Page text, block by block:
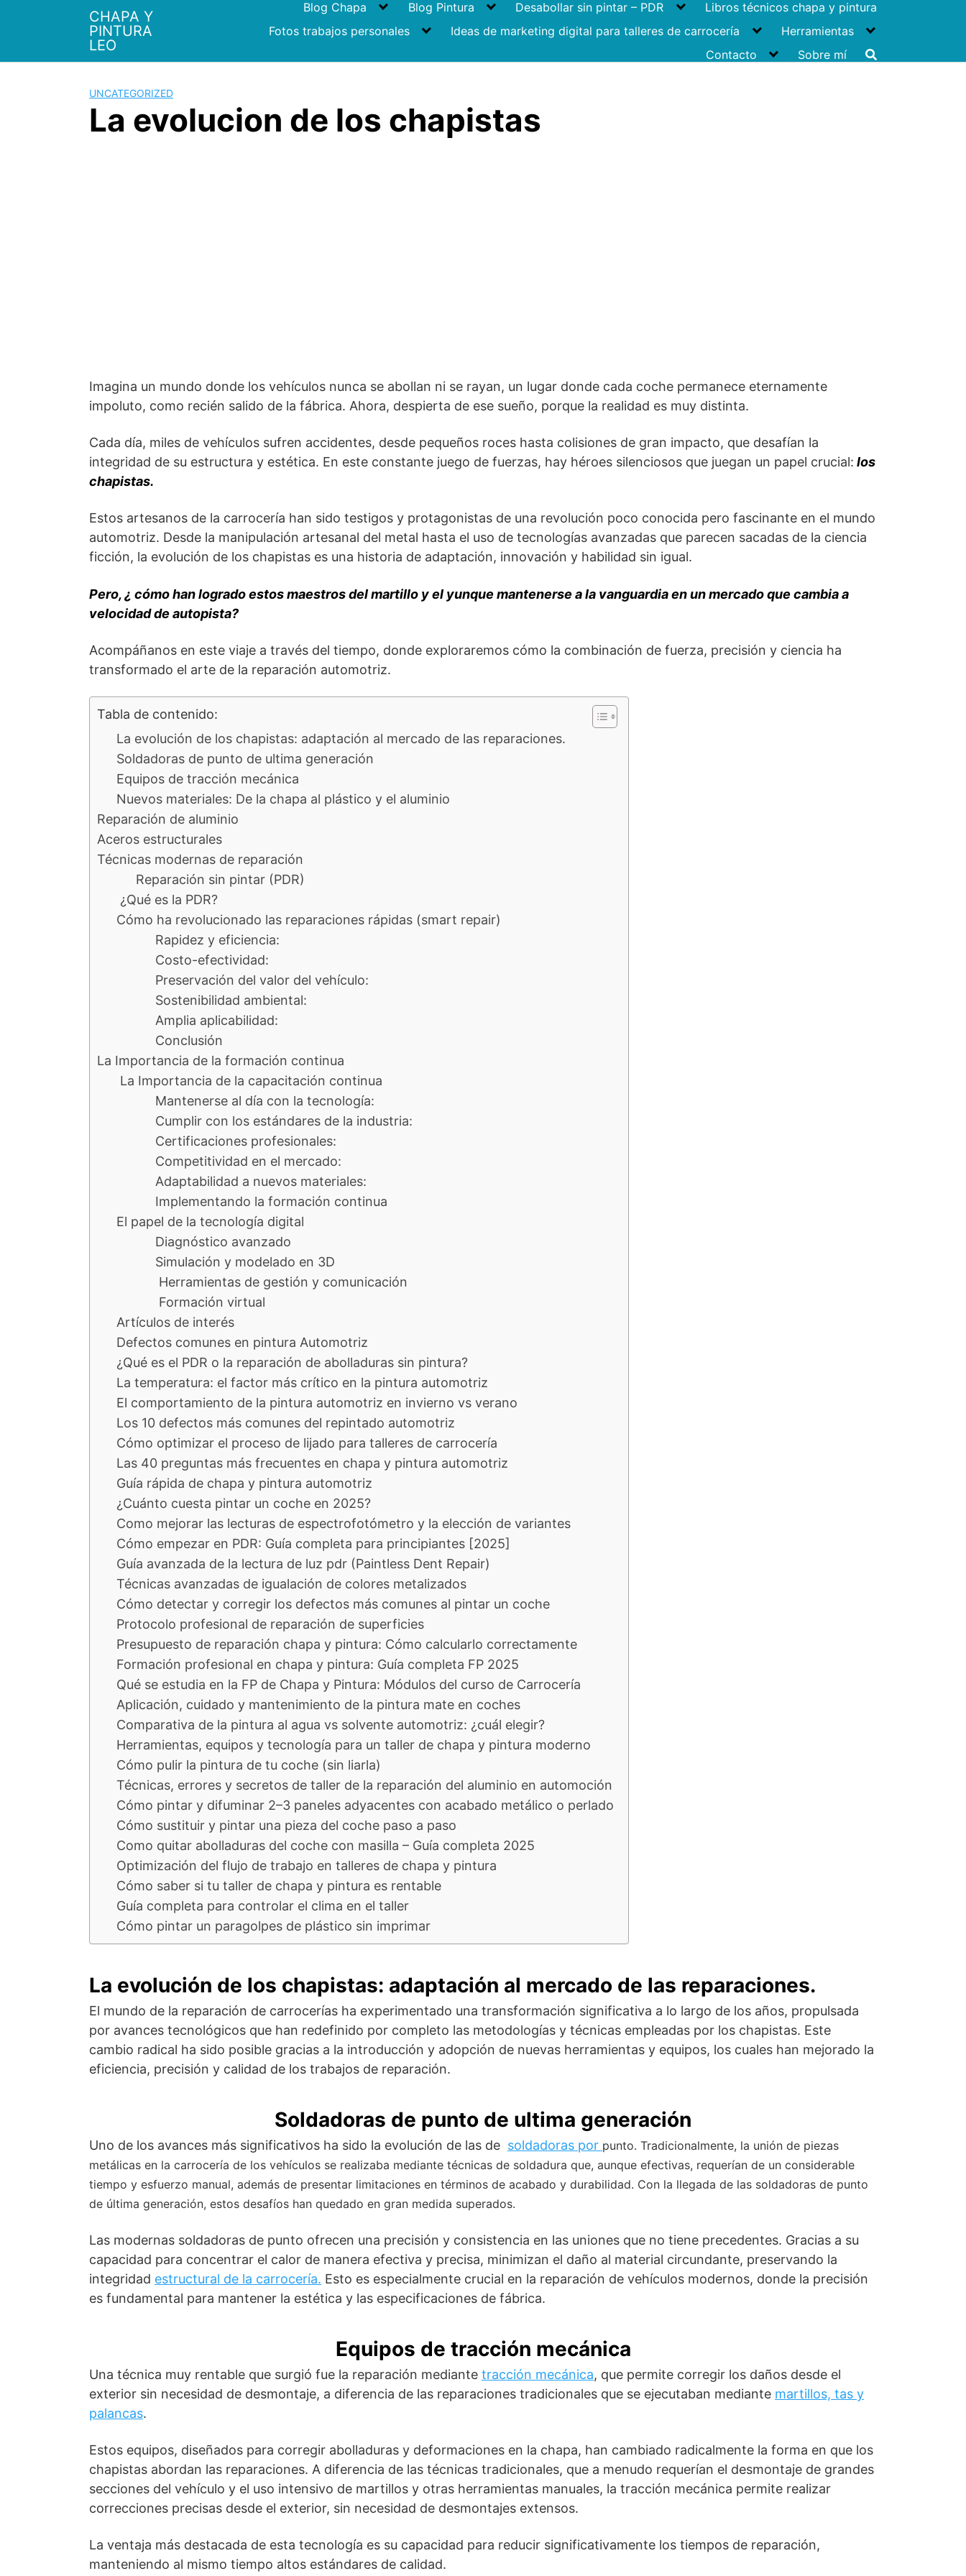
CHAPA Y
PINTURA
LEO
Blog Chapa Blog Pintura Desabollar sin pintar – PDR
Libros técnicos chapa y pintura
Fotos trabajos personales
Ideas de marketing digital para talleres de carrocería
Herramientas
Contacto
Sobre mí
UNCATEGORIZED
La evolucion de los chapistas
Imagina un mundo donde los vehículos nunca se abollan ni se rayan, un lugar donde cada coche permanece eternamente
impoluto, como recién salido de la fábrica. Ahora, despierta de ese sueño, porque la realidad es muy distinta.
Cada día, miles de vehículos sufren accidentes, desde pequeños roces hasta colisiones de gran impacto, que desafían la
integridad de su estructura y estética. En este constante juego de fuerzas, hay héroes silenciosos que juegan un papel crucial: los
chapistas.
Estos artesanos de la carrocería han sido testigos y protagonistas de una revolución poco conocida pero fascinante en el mundo
automotriz. Desde la manipulación artesanal del metal hasta el uso de tecnologías avanzadas que parecen sacadas de la ciencia
ficción, la evolución de los chapistas es una historia de adaptación, innovación y habilidad sin igual.
Pero, ¿ cómo han logrado estos maestros del martillo y el yunque mantenerse a la vanguardia en un mercado que cambia a
velocidad de autopista?
Acompáñanos en este viaje a través del tiempo, donde exploraremos cómo la combinación de fuerza, precisión y ciencia ha
transformado el arte de la reparación automotriz.
Tabla de contenido:
La evolución de los chapistas: adaptación al mercado de las reparaciones.
Soldadoras de punto de ultima generación
Equipos de tracción mecánica
Nuevos materiales: De la chapa al plástico y el aluminio
Reparación de aluminio
Aceros estructurales
Técnicas modernas de reparación
Reparación sin pintar (PDR)
¿Qué es la PDR?
Cómo ha revolucionado las reparaciones rápidas (smart repair)
Rapidez y eficiencia:
Costo-efectividad:
Preservación del valor del vehículo:
Sostenibilidad ambiental:
Amplia aplicabilidad:
Conclusión
La Importancia de la formación continua
La Importancia de la capacitación continua
Mantenerse al día con la tecnología:
Cumplir con los estándares de la industria:
Certificaciones profesionales:
Competitividad en el mercado:
Adaptabilidad a nuevos materiales:
Implementando la formación continua
El papel de la tecnología digital
Diagnóstico avanzado
Simulación y modelado en 3D
Herramientas de gestión y comunicación
Formación virtual
Artículos de interés
Defectos comunes en pintura Automotriz
¿Qué es el PDR o la reparación de abolladuras sin pintura?
La temperatura: el factor más crítico en la pintura automotriz
El comportamiento de la pintura automotriz en invierno vs verano
Los 10 defectos más comunes del repintado automotriz
Cómo optimizar el proceso de lijado para talleres de carrocería
Las 40 preguntas más frecuentes en chapa y pintura automotriz
Guía rápida de chapa y pintura automotriz
¿Cuánto cuesta pintar un coche en 2025?
Como mejorar las lecturas de espectrofotómetro y la elección de variantes
Cómo empezar en PDR: Guía completa para principiantes [2025]
Guía avanzada de la lectura de luz pdr (Paintless Dent Repair)
Técnicas avanzadas de igualación de colores metalizados
Cómo detectar y corregir los defectos más comunes al pintar un coche
Protocolo profesional de reparación de superficies
Presupuesto de reparación chapa y pintura: Cómo calcularlo correctamente
Formación profesional en chapa y pintura: Guía completa FP 2025
Qué se estudia en la FP de Chapa y Pintura: Módulos del curso de Carrocería
Aplicación, cuidado y mantenimiento de la pintura mate en coches
Comparativa de la pintura al agua vs solvente automotriz: ¿cuál elegir?
Herramientas, equipos y tecnología para un taller de chapa y pintura moderno
Cómo pulir la pintura de tu coche (sin liarla)
Técnicas, errores y secretos de taller de la reparación del aluminio en automoción
Cómo pintar y difuminar 2–3 paneles adyacentes con acabado metálico o perlado
Cómo sustituir y pintar una pieza del coche paso a paso
Como quitar abolladuras del coche con masilla – Guía completa 2025
Optimización del flujo de trabajo en talleres de chapa y pintura
Cómo saber si tu taller de chapa y pintura es rentable
Guía completa para controlar el clima en el taller
Cómo pintar un paragolpes de plástico sin imprimar
La evolución de los chapistas: adaptación al mercado de las reparaciones.
El mundo de la reparación de carrocerías ha experimentado una transformación significativa a lo largo de los años, propulsada
por avances tecnológicos que han redefinido por completo las metodologías y técnicas empleadas por los chapistas. Este
cambio radical ha sido posible gracias a la introducción y adopción de nuevas herramientas y equipos, los cuales han mejorado la
eficiencia, precisión y calidad de los trabajos de reparación.
Soldadoras de punto de ultima generación
Uno de los avances más significativos ha sido la evolución de las de soldadoras por punto. Tradicionalmente, la unión de piezas
metálicas en la carrocería de los vehículos se realizaba mediante técnicas de soldadura que, aunque efectivas, requerían de un considerable
tiempo y esfuerzo manual, además de presentar limitaciones en términos de acabado y durabilidad. Con la llegada de las soldadoras de punto
de última generación, estos desafíos han quedado en gran medida superados.
Las modernas soldadoras de punto ofrecen una precisión y consistencia en las uniones que no tiene precedentes. Gracias a su
capacidad para concentrar el calor de manera efectiva y precisa, minimizan el daño al material circundante, preservando la
integridad estructural de la carrocería. Esto es especialmente crucial en la reparación de vehículos modernos, donde la precisión
es fundamental para mantener la estética y las especificaciones de fábrica.
Equipos de tracción mecánica
Una técnica muy rentable que surgió fue la reparación mediante tracción mecánica, que permite corregir los daños desde el
exterior sin necesidad de desmontaje, a diferencia de las reparaciones tradicionales que se ejecutaban mediante martillos, tas y
palancas.
Estos equipos, diseñados para corregir abolladuras y deformaciones en la chapa, han cambiado radicalmente la forma en que los
chapistas abordan las reparaciones. A diferencia de las técnicas tradicionales, que a menudo requerían el desmontaje de grandes
secciones del vehículo y el uso intensivo de martillos y otras herramientas manuales, la tracción mecánica permite realizar
correcciones precisas desde el exterior, sin necesidad de desmontajes extensos.
La ventaja más destacada de esta tecnología es su capacidad para reducir significativamente los tiempos de reparación,
manteniendo al mismo tiempo altos estándares de calidad.